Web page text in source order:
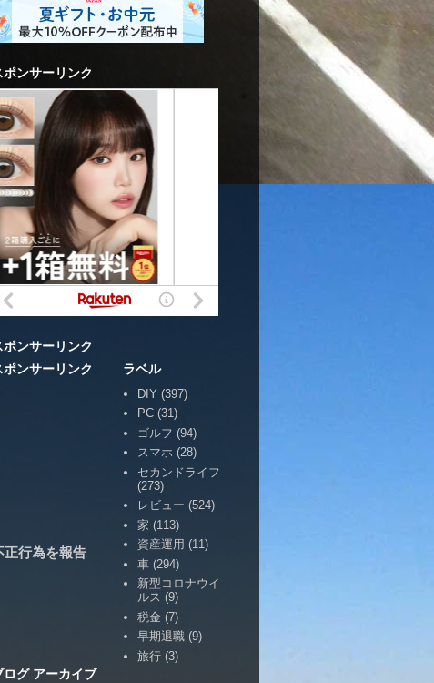
ポンサーリンク
ポンサーリンク
ポンサーリンク
正行為を報告
ラベル
DIY (397)
PC (31)
ゴルフ (94)
スマホ (28)
セカンドライフ
(273)
レビュー (524)
家 (113)
資産運用 (11)
車 (294)
新型コロナウイ
ルス (9)
税金 (7)
早期退職 (9)
旅行 (3)
ログ アーカイブ